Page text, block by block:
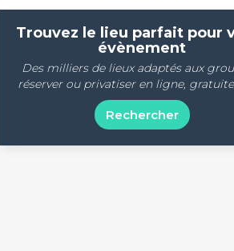
Trouvez le lieu parfait pour
évènement
Des milliers de lieux adaptés aux
réserver ou privatiser en ligne,
Rechercher